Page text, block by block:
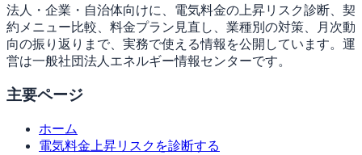
法人・企業・自治体向けに、電気料金の上昇リスク診断、契
約メニュー比較、料金プラン見直し、業種別の対策、月次動
向の振り返りまで、実務で使える情報を公開しています。運
営は一般社団法人エネルギー情報センターです。
主要ページ
ホーム
電気料金上昇リスクを診断する